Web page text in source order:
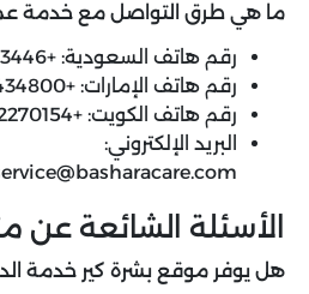
ما هي طرق التواصل مع خدمة
رقم هاتف السعودية: +966118343446
رقم هاتف الإمارات: +97145434800
رقم هاتف الكويت: +96522270154
البريد الإلكتروني:
الأسئلة الشائعة عن
هل يوفر موقع بشرة كير خدمة